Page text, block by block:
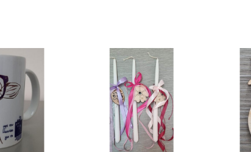
ΠΡΟΣΘΗΚΗ ΣΤΟ
ΛΕΠΤΟΜΕΡΕΙΕΣ
ΠΡΟΣΘΗΚΗ ΣΤΟ
ΚΑΛΑΘΙ
ΛΕΠΤΟΜΕΡΕΙΕΣ